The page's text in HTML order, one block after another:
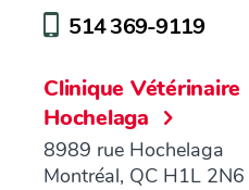
514 369-9119
Clinique Vétérinaire
Hochelaga
8989 rue Hochelaga
Montréal, QC H1L 2N6